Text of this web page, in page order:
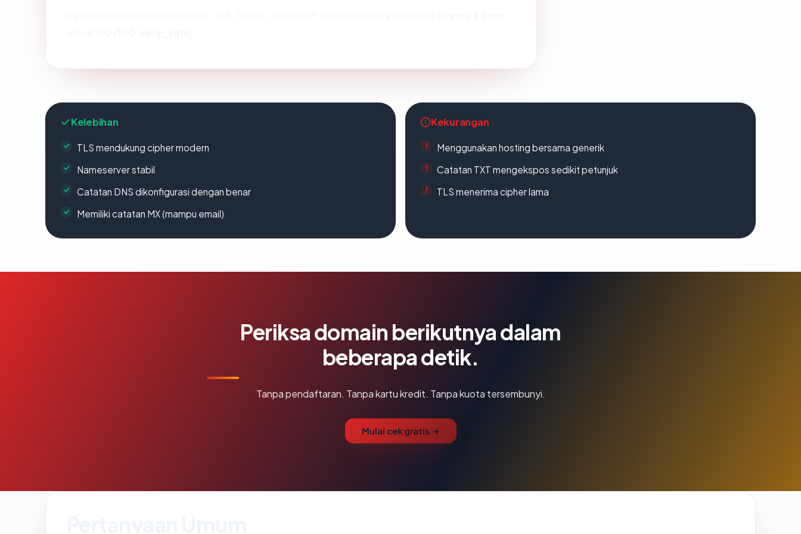
Kelebihan
TLS mendukung cipher modern
Nameserver stabil
Catatan DNS dikonfigurasi dengan benar
Memiliki catatan MX (mampu email)
Kekurangan
Menggunakan hosting bersama generik
Catatan TXT mengekspos sedikit petunjuk
TLS menerima cipher lama
Periksa domain berikutnya dalam
beberapa detik.
Tanpa pendaftaran. Tanpa kartu kredit. Tanpa kuota tersembunyi.
Mulai cek gratis →